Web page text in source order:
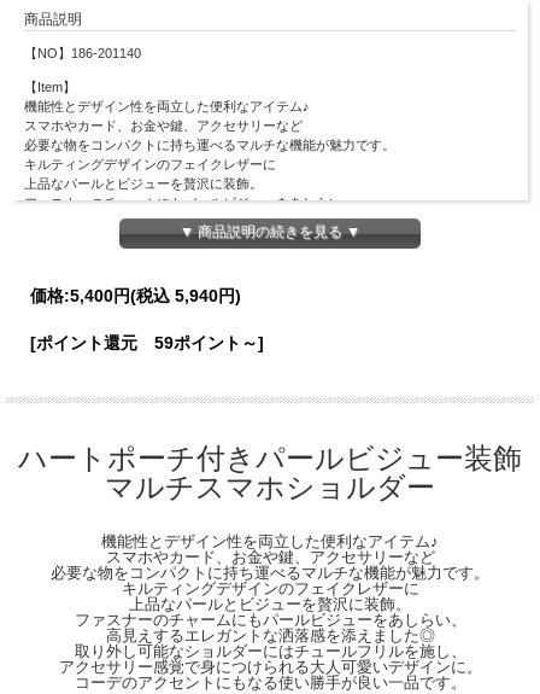
商品説明
【NO】186-201140
【Item】
機能性とデザイン性を両立した便利なアイテム♪
スマホやカード、お金や鍵、アクセサリーなど
必要な物をコンパクトに持ち運べるマルチな機能が魅力です。
キルティングデザインのフェイクレザーに
上品なパールとビジューを贅沢に装飾。
ファスナーのチャームにもパールビジューをあしらい、
高見えするエレガントな洒落感を添えました◎
取り外し可能なショルダーにはチュールフリルを施し、
本体：合成皮革 / 合金 / 人工パール
裏地：ポリエステル / 合成皮革
＜本体＞
横幅：9.5cm
全体マチ(前ポケット含む)：4.5cm
前ポケットマチ：1.5cm
ショルダー紐：115cm
マチ：2.5cm
【Color】#28 アイボリー/#33 ピンク/#05 ブラック/#81 イエロー/#56 スカイブルー
【Attention】サイズは平置きサイズとなりますので測り方により誤差が出る場合が
ございます。 色合いはモニター環境により若干の誤差が出ます。 ライティングや
天候によりモデル画像と物撮り画像のカラーに違いある場合、物撮り画像の方が実
▼ 商品説明の続きを見る ▼
価格:5,400円(税込 5,940円)
[ポイント還元 59ポイント～]
ハートポーチ付きパールビジュー装飾
マルチスマホショルダー
機能性とデザイン性を両立した便利なアイテム♪
スマホやカード、お金や鍵、アクセサリーなど
必要な物をコンパクトに持ち運べるマルチな機能が魅力です。
キルティングデザインのフェイクレザーに
上品なパールとビジューを贅沢に装飾。
ファスナーのチャームにもパールビジューをあしらい、
高見えするエレガントな洒落感を添えました◎
取り外し可能なショルダーにはチュールフリルを施し、
アクセサリー感覚で身につけられる大人可愛いデザインに。
コーデのアクセントにもなる使い勝手が良い一品です。